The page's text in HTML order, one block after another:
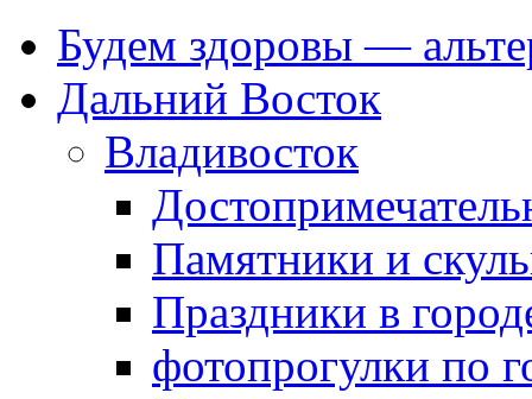
Будем здоровы —
Дальний Восток
Владивосток
Памятники и
Праздники в
фотопрогулки по